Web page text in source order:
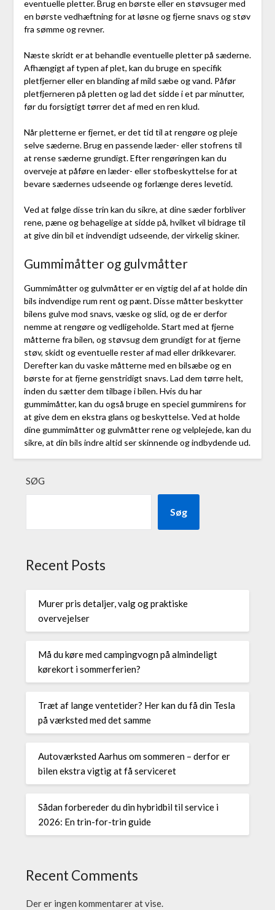
eventuelle pletter. Brug en børste eller en støvsuger med
en børste vedhæftning for at løsne og fjerne snavs og støv
fra sømme og revner.
Næste skridt er at behandle eventuelle pletter på sæderne.
Afhængigt af typen af plet, kan du bruge en specifik
pletfjerner eller en blanding af mild sæbe og vand. Påfør
pletfjerneren på pletten og lad det sidde i et par minutter,
før du forsigtigt tørrer det af med en ren klud.
Når pletterne er fjernet, er det tid til at rengøre og pleje
selve sæderne. Brug en passende læder- eller stofrens til
at rense sæderne grundigt. Efter rengøringen kan du
overveje at påføre en læder- eller stofbeskyttelse for at
bevare sædernes udseende og forlænge deres levetid.
Ved at følge disse trin kan du sikre, at dine sæder forbliver
rene, pæne og behagelige at sidde på, hvilket vil bidrage til
at give din bil et indvendigt udseende, der virkelig skiner.
Gummimåtter og gulvmåtter
Gummimåtter og gulvmåtter er en vigtig del af at holde din
bils indvendige rum rent og pænt. Disse måtter beskytter
bilens gulve mod snavs, væske og slid, og de er derfor
nemme at rengøre og vedligeholde. Start med at fjerne
måtterne fra bilen, og støvsug dem grundigt for at fjerne
støv, skidt og eventuelle rester af mad eller drikkevarer.
Derefter kan du vaske måtterne med en bilsæbe og en
børste for at fjerne genstridigt snavs. Lad dem tørre helt,
inden du sætter dem tilbage i bilen. Hvis du har
gummimåtter, kan du også bruge en speciel gummirens for
at give dem en ekstra glans og beskyttelse. Ved at holde
dine gummimåtter og gulvmåtter rene og velplejede, kan du
sikre, at din bils indre altid ser skinnende og indbydende ud.
SØG
Søg
Recent Posts
Murer pris detaljer, valg og praktiske
overvejelser
Må du køre med campingvogn på almindeligt
kørekort i sommerferien?
Træt af lange ventetider? Her kan du få din Tesla
på værksted med det samme
Autoværksted Aarhus om sommeren – derfor er
bilen ekstra vigtig at få serviceret
Sådan forbereder du din hybridbil til service i
2026: En trin-for-trin guide
Recent Comments
Der er ingen kommentarer at vise.